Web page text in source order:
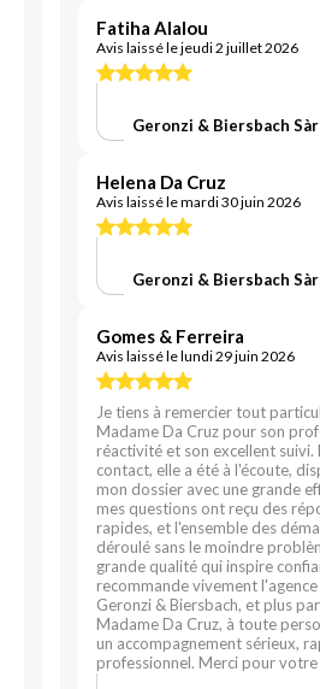
Fatiha Alalou
Avis laissé le jeudi 2 juillet 2026
Geronzi & Biersbach
Helena Da Cruz
Avis laissé le mardi 30 juin 2026
Geronzi & Biersbach
Gomes & Ferreira
Avis laissé le lundi 29 juin 2026
Je tiens à remercier tout
Madame Da Cruz pour son
réactivité et son excellent suivi.
contact, elle a été à l'écoute,
mon dossier avec une grande
mes questions ont reçu des
rapides, et l'ensemble des
déroulé sans le moindre
grande qualité qui inspire
recommande vivement
Geronzi & Biersbach, et plus
Madame Da Cruz, à toute
un accompagnement sérieux,
professionnel. Merci pour